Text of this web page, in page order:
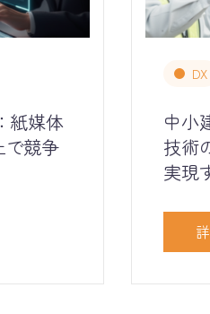
紙媒体
で競争
DX
中小
技術
実現